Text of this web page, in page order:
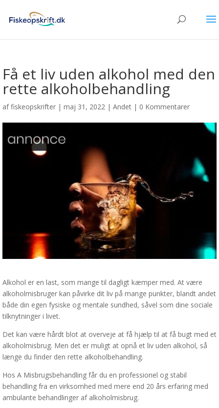
Få et liv uden alkohol med den
rette alkoholbehandling
affiskeopskrifter | maj 31, 2022 | Andet | 0 Kommentarer
Alkohol er en last, som mange til dagligt kæmper med. At være
alkoholmisbruger kan påvirke dit liv på mange punkter, blandt andet
både din egen fysiske og mentale sundhed, såvel som dine sociale
tilknytninger i livet.
Det kan være hårdt blot at overveje at få hjælp til at få bugt med et
alkoholmisbrug. Men det er muligt at opnå et liv uden alkohol, så
længe du finder den rette alkoholbehandling.
Hos A Misbrugsbehandling får du en professionel og stabil
behandling fra en virksomhed med mere end 20 års erfaring med
ambulante behandlinger af alkoholmisbrug.